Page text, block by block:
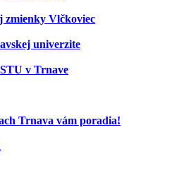
zmienky Vlčkoviec
univerzite
v Trnave
Trnava vám poradia!